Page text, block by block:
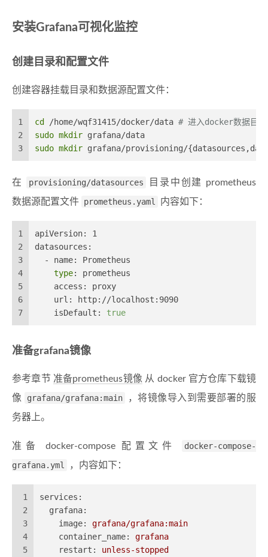
安装Grafana可视化监控
创建目录和配置文件
创建容器挂载目录和数据源配置文件：
1
2
3
cd /home/wqf31415/docker/data # 进入docker数据目录
sudo mkdir grafana/data
sudo mkdir grafana/provisioning/
在 provisioning/datasources
目录中创建 prometheus
数据源配置文件 prometheus.yaml 内容如下：
1
2
3
4
5
6
7
apiVersion: 1
datasources:
  - name: Prometheus
type: prometheus
    access: proxy
    url: http://localhost:9090
    isDefault:
true
准备grafana镜像
参考章节 准备prometheus镜像 从 docker 官方仓库下载镜
像
grafana/grafana:main
，将镜像导入到需要部署的服
务器上。
准备 docker-compose 配置文件
docker-compose-
grafana.yml
，内容如下：
1
2
3
4
5
services:
grafana:
image:
grafana/grafana:main
container_name:
grafana
restart:
unless-stopped